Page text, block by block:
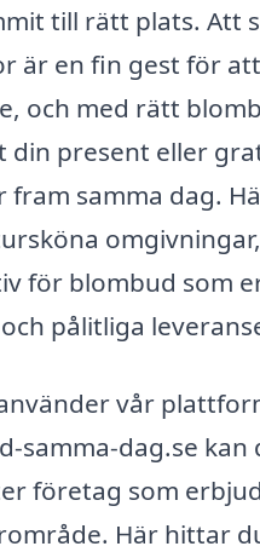
till rätt plats. Att
är en fin gest för
och med rätt
din present eller
fram samma dag.
för blombud som
pålitliga
vår
samma-dag.se kan
företag som
Här hittar